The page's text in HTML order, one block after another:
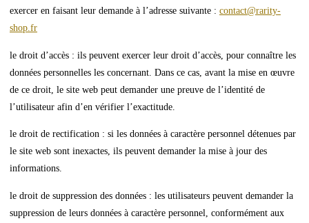
exercer en faisant leur demande à l’adresse suivante :contact@rarity-
shop.fr
le droit d’accès : ils peuvent exercer leur droit d’accès, pour connaître les
données personnelles les concernant. Dans ce cas, avant la mise en œuvre
de ce droit, le site web peut demander une preuve de l’identité de
l’utilisateur afin d’en vérifier l’exactitude.
le droit de rectification : si les données à caractère personnel détenues par
le site web sont inexactes, ils peuvent demander la mise à jour des
informations.
le droit de suppression des données : les utilisateurs peuvent demander la
suppression de leurs données à caractère personnel, conformément aux